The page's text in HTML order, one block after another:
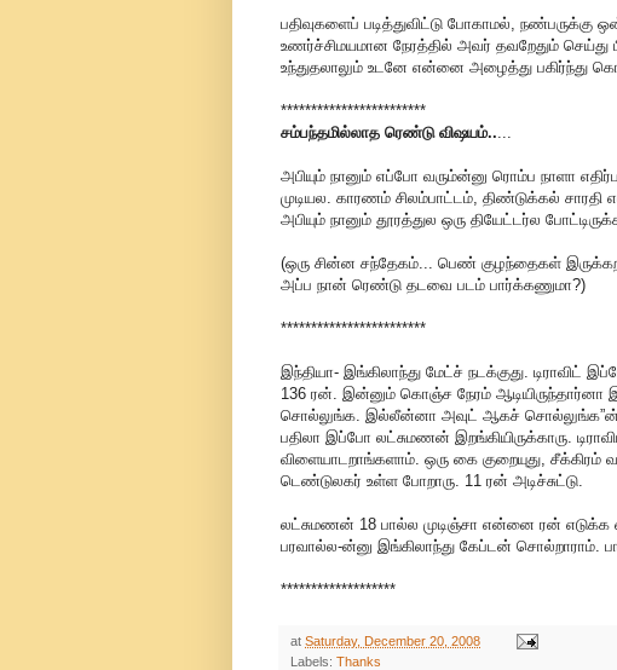
பதிவுகளைப் படித்துவிட்டு போகாமல், நண்பருக்கு
உணர்ச்சிமயமான நேரத்தில் அவர் தவறேதும் செய்து
உந்துதலாலும் உடனே என்னை அழைத்து பகிர்ந்து
************************
சம்பந்தமில்லாத ரெண்டு விஷயம்..
அபியும் நானும் எப்போ வரும்ன்னு ரொம்ப நாளா
முடியல. காரணம் சிலம்பாட்டம், திண்டுக்கல் சாரதி
அபியும் நானும் தூரத்துல ஒரு தியேட்டர்ல
(ஒரு சின்ன சந்தேகம்... பெண் குழந்தைகள்
அப்ப நான் ரெண்டு தடவை படம் பார்க்கணுமா?)
************************
இந்தியா- இங்கிலாந்து மேட்ச் நடக்குது.
136 ரன். இன்னும் கொஞ்ச நேரம்
சொல்லுங்க. இல்லீன்னா அவுட் ஆகச் சொல்லுங்க”ன்னு
பதிலா இப்போ லட்சுமணன் இறங்கியிருக்காரு.
விளையாடறாங்களாம். ஒரு கை குறையுது,
டெண்டுலகர் உள்ள போறாரு. 11 ரன் அடிச்சுட்டு.
லட்சுமணன் 18 பால்ல முடிஞ்சா என்னை ரன் எடுக்க
பரவால்ல-ன்னு இங்கிலாந்து கேப்டன் சொல்றாராம்.
*******************
at Saturday, December 20, 2008
Labels: Thanks